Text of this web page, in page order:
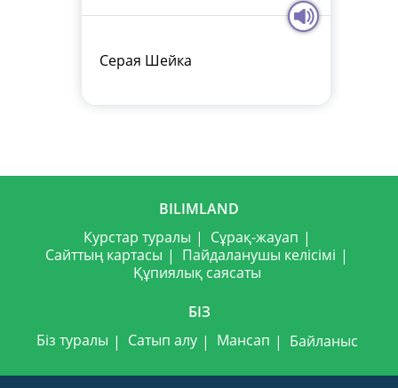
Серая Шейка
BILIMLAND
Курстар туралы
Сұрақ-жауап
Сайттың картасы
Пайдаланушы келісімі
Құпиялық саясаты
БІЗ
Біз туралы
Сатып алу Мансап Байланыс